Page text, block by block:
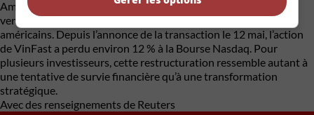
Amérique du Nord, en Europe et en Asie, mais les volumes de
ventes restent encore modestes face aux géants chinois et
américains. Depuis l’annonce de la transaction le 12 mai, l’action
de VinFast a perdu environ 12 % à la Bourse Nasdaq. Pour
plusieurs investisseurs, cette restructuration ressemble autant à
une tentative de survie financière qu’à une transformation
stratégique.
Avec des renseignements de Reuters